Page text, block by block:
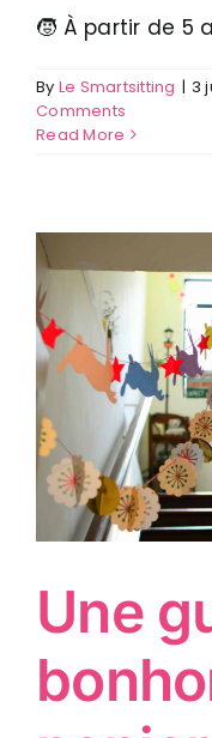
🧒 À partir de 5
By Le Smartsitting | 3
Comments
Read More
Une